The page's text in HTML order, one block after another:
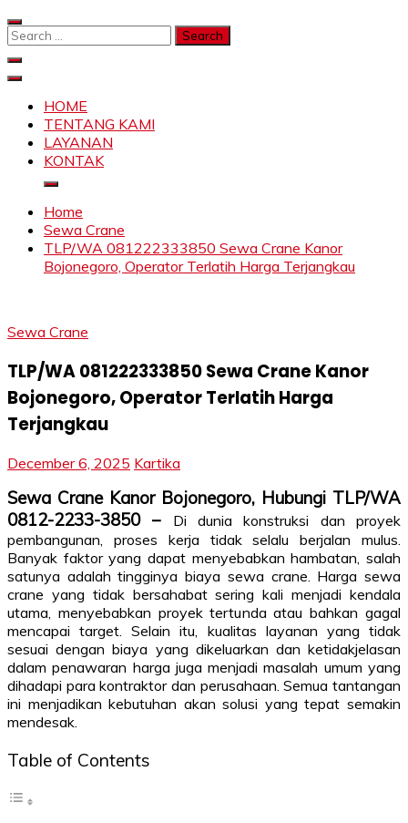
Skip
to
Search
SKYLIFTHOME
TENTANG KAMI
LAYANAN
KONTAK
Home
Sewa Crane
TLP/WA 081222333850 Sewa Crane Kanor
Bojonegoro, Operator Terlatih Harga Terjangkau
Sewa Crane
TLP/WA 081222333850 Sewa Crane Kanor
Bojonegoro, Operator Terlatih Harga
Terjangkau
December 6, 2025 Kartika
Sewa Crane Kanor Bojonegoro, Hubungi TLP/WA
0812-2233-3850 –
Di dunia konstruksi dan proyek
pembangunan, proses kerja tidak selalu berjalan mulus.
Banyak faktor yang dapat menyebabkan hambatan, salah
satunya adalah tingginya biaya sewa crane. Harga sewa
crane yang tidak bersahabat sering kali menjadi kendala
utama, menyebabkan proyek tertunda atau bahkan gagal
mencapai target. Selain itu, kualitas layanan yang tidak
sesuai dengan biaya yang dikeluarkan dan ketidakjelasan
dalam penawaran harga juga menjadi masalah umum yang
dihadapi para kontraktor dan perusahaan. Semua tantangan
ini menjadikan kebutuhan akan solusi yang tepat semakin
mendesak.
Table of Contents